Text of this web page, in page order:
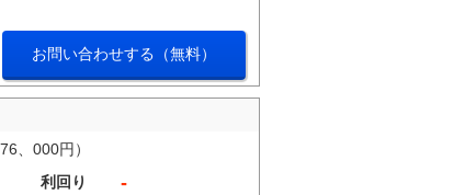
お問い合わせする（無料）
、000円）
利回り -